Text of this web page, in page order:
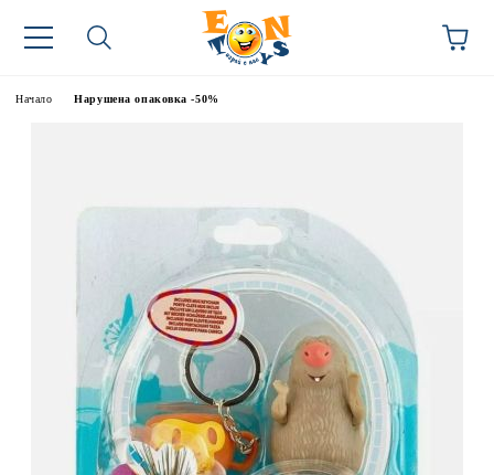
Начало Нарушена опаковка -50%